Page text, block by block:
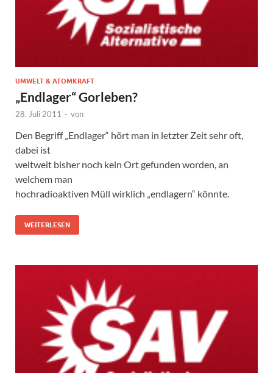
UMWELT & ATOMKRAFT
„Endlager“ Gorleben?
28. Juli 2011 - von
Den Begriff „Endlager“ hört man in letzter Zeit sehr oft,
dabei ist
weltweit bisher noch kein Ort gefunden worden, an
welchem man
hochradioaktiven Müll wirklich „endlagern“ könnte.
WEITERLESEN